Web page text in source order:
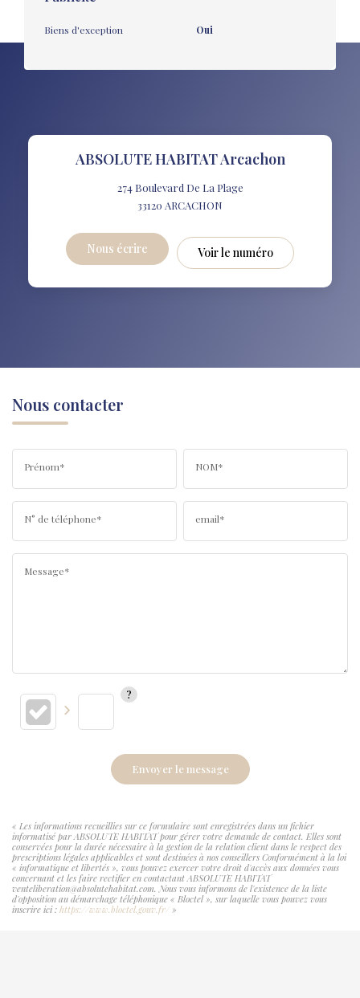
Biens d'exception Oui
ABSOLUTE HABITAT Arcachon
274 Boulevard De La Plage
33120 ARCACHON
Nous écrire Voir le numéro
Nous contacter
Prénom* NOM*
N° de téléphone* email*
Message*
Envoyer le message
« Les informations recueillies sur ce formulaire sont enregistrées dans un fichier
informatisé par ABSOLUTE HABITAT pour gérer votre demande de contact. Elles sont
conservées pour la durée nécessaire à la gestion de la relation client dans le respect des
prescriptions légales applicables et sont destinées à nos conseillers Conformément à la loi
« informatique et libertés », vous pouvez exercer votre droit d'accès aux données vous
concernant et les faire rectifier en contactant ABSOLUTE HABITAT
venteliberation@absolutehabitat.com. Nous vous informons de l'existence de la liste
d'opposition au démarchage téléphonique « Bloctel », sur laquelle vous pouvez vous
inscrire ici : https://www.bloctel.gouv.fr/»